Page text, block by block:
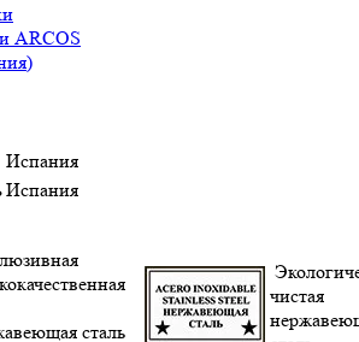
ARCOS
Испания
Испания
сталь
чистая